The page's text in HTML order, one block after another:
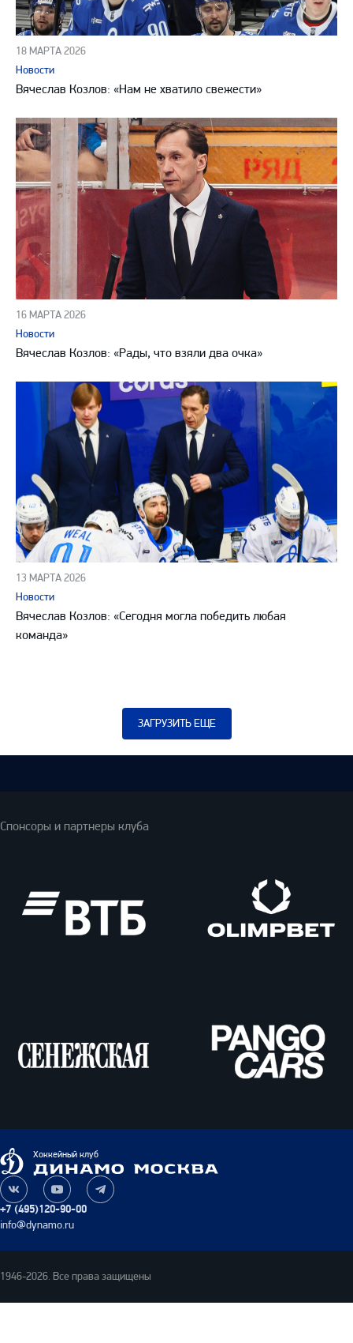
18 МАРТА 2026
Новости
Вячеслав Козлов: «Нам не хватило свежести»
16 МАРТА 2026
Новости
Вячеслав Козлов: «Рады, что взяли два очка»
13 МАРТА 2026
Новости
Вячеслав Козлов: «Сегодня могла победить любая
команда»
ЗАГРУЗИТЬ ЕЩЕ
Спонсоры и партнеры клуба
Cars
Динамо
Москва
Хоккейный клуб
+7 (495)120-90-00
info@dynamo.ru
Наша
группа
ВКонтакте
Наш
канал
на
Наш
канал
1946-2026. Все права защищены